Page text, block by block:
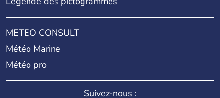
METEO CONSULT
Météo Marine
Météo pro
Suivez-nous :